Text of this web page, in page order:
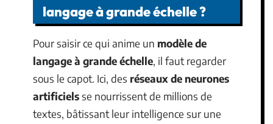
langage à grande échelle ?
Pour saisir ce qui anime un modèle de
langage à grande échelle, il faut regarder
sous le capot. Ici, des réseaux de neurones
artificielsse nourrissent de millions de
textes, bâtissant leur intelligence sur une